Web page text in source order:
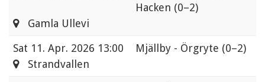
Hacken (0–2)
Gamla Ullevi
Sat 11. Apr. 2026 13:00 Mjällby - Örgryte (0–2)
Strandvallen